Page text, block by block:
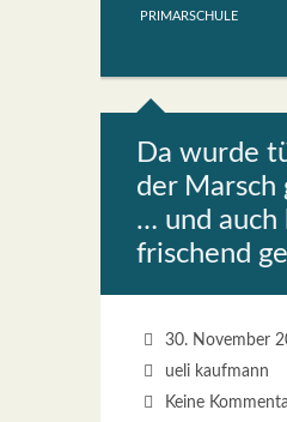
PRIMARSCHULE
Da wur­de
der Marsch
… und
fri­schend
30. November
ueli kaufmann
Keine